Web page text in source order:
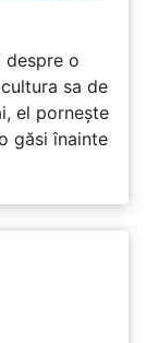
despre o
sa de
el pornește
găsi înainte